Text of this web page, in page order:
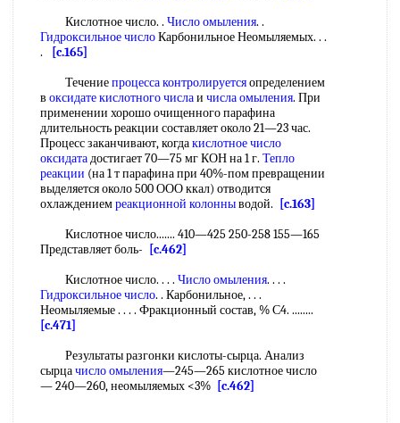
Кислотное число. . Число омыления. .
Гидроксильное числоКарбонильное Неомыляемых. . .
.
[c.165]
Течениепроцесса контролируетсяопределением
в оксидате кислотного числаи числа омыления. При
применении хорошо очищенного парафина
длительность реакции составляет около 21—23 час.
Процесс заканчивают, когдакислотное число
оксидатадостигает 70—75 мг КОН на 1 г. Тепло
реакции (на 1 т парафина при 40%-пом превращении
выделяется около 500 ООО ккал) отводится
охлаждениемреакционной колонныводой.
[c.163]
Кислотное число....... 410—425 250-258 155—165
Представляет боль-
[c.462]
Кислотное число. . . . Число омыления. . . .
Гидроксильное число. . Карбонильное, . . .
Неомыляемые . . . . Фракционный состав, % С4. ........
[c.471]
Результаты разгонки кислоты-сырца. Анализ
сырцачисло омыления—245—265 кислотное число
— 240—260, неомыляемых <3% [c.462]